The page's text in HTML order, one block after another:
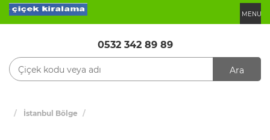
MENU
0532 342 89 89
Ara
İstanbul Bölge